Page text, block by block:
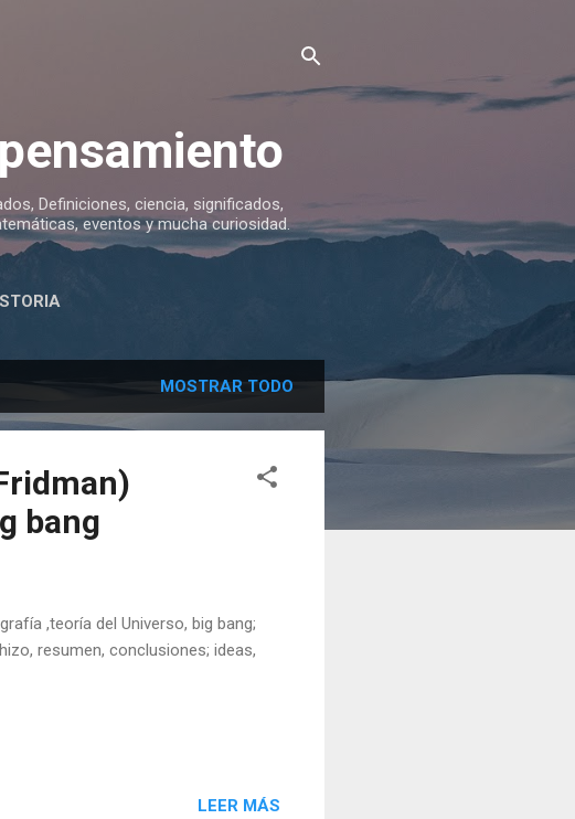
Definiciones, ciencia, significados,
eventos y mucha curiosidad.
MOSTRAR TODO
bang
,teoría del Universo, big bang;
resumen, conclusiones; ideas,
LEER MÁS